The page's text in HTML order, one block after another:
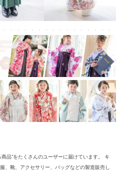
品”をたくさんのユーザーに届けています。 キ
、靴、アクセサリー、バッグなどの製造販売し